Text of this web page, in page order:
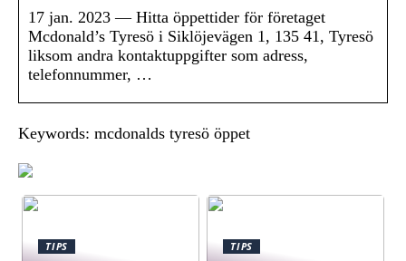
17 jan. 2023 — Hitta öppettider för företaget
Mcdonald’s Tyresö i Siklöjevägen 1, 135 41, Tyresö
liksom andra kontaktuppgifter som adress,
telefonnummer, …
Keywords: mcdonalds tyresö öppet
TIPS TIPS